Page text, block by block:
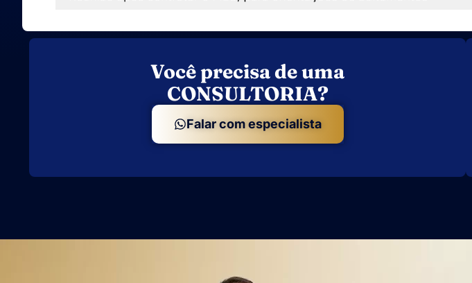
Você precisa de uma
CONSULTORIA?
Falar com especialista